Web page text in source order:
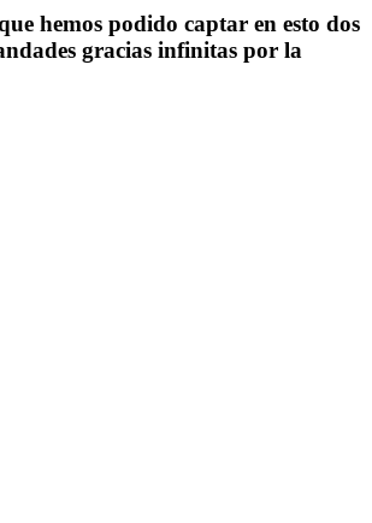
hemos podido captar en esto dos
gracias infinitas por la